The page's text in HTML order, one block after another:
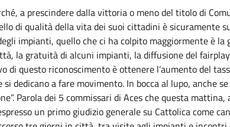
a prescindere dalla vittoria o meno del titolo di
di qualità della vita dei suoi cittadini è sicuramente
impianti, quello che ci ha colpito maggiormente è la
la gratuità di alcuni impianti, la diffusione del
di questo riconoscimento è ottenere l’aumento del
dedicano a fare movimento. In bocca al lupo, anche
Parola dei 5 commissari di Aces che questa
un primo giudizio generale su Cattolica come